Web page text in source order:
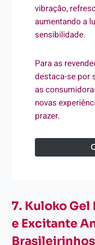
vibração,
aumentando a
sensibilidade.
Para as
destaca-se por
as
novas
prazer.
7. Kuloko
e Excitante
Brasileirinhos